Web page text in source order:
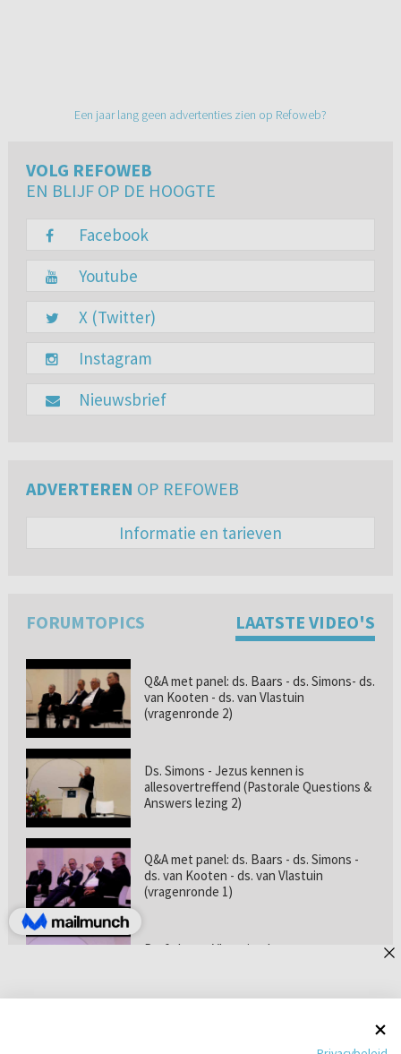
Een jaar lang geen advertenties zien op Refoweb?
VOLG REFOWEB
EN BLIJF OP DE HOOGTE
Facebook
Youtube
X (Twitter)
Instagram
Nieuwsbrief
ADVERTEREN OP REFOWEB
Informatie en tarieven
FORUMTOPICS LAATSTE VIDEO'S
Q&A met panel: ds. Baars - ds. Simons- ds.
van Kooten - ds. van Vlastuin
(vragenronde 2)
Ds. Simons - Jezus kennen is
allesovertreffend (Pastorale Questions &
Answers lezing 2)
Q&A met panel: ds. Baars - ds. Simons -
ds. van Kooten - ds. van Vlastuin
(vragenronde 1)
Prof. dr. van Vlastuin - Is